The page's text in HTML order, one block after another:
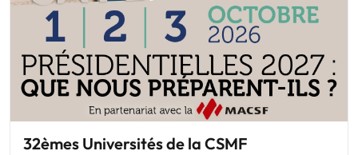
32èmes Universités de la CSMF